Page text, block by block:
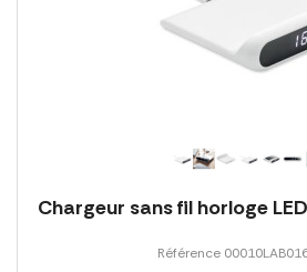
Chargeur sans fil horloge
Référence